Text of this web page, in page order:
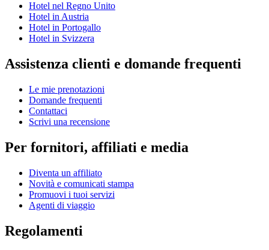
Hotel nel Regno Unito
Hotel in Austria
Hotel in Portogallo
Hotel in Svizzera
Assistenza clienti e domande frequenti
Le mie prenotazioni
Domande frequenti
Contattaci
Scrivi una recensione
Per fornitori, affiliati e media
Diventa un affiliato
Novità e comunicati stampa
Promuovi i tuoi servizi
Agenti di viaggio
Regolamenti